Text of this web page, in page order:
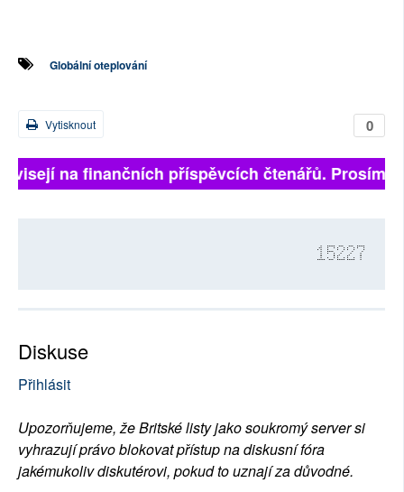
Globální oteplování
0
Vytisknout
na finančních příspěvcích čtenářů. Prosíme,
15227
Diskuse
Přihlásit
Upozorňujeme, že Britské listy jako soukromý server si
vyhrazují právo blokovat přístup na diskusní fóra
jakémukoliv diskutérovi, pokud to uznají za důvodné.